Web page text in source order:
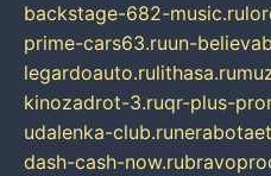
backstage-682-music.ru
prime-cars63.ruun-
legardoauto.rulithasa.ru
kinozadrot-3.ruqr-plus-
udalenka-club.ru
dash-cash-now.ru